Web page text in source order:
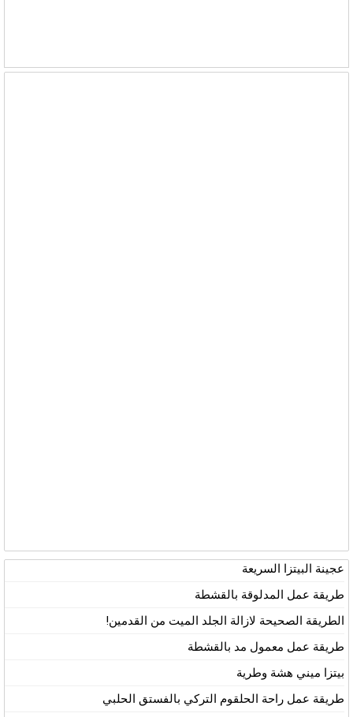
عجينة البيتزا السريعة
طريقة عمل المدلوقة بالقشطة
الطريقة الصحيحة لازالة الجلد الميت من القدمين!
طريقة عمل معمول مد بالقشطة
بيتزا ميني هشة وطرية
طريقة عمل راحة الحلقوم التركي بالفستق الحلبي